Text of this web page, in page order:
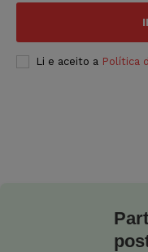
Li e aceito a Política